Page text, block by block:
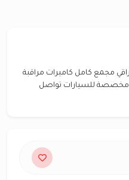
مجمع كامل كاميرات مراقبة
مخصصة للسيارات تواصل